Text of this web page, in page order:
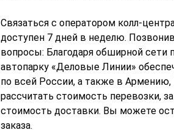
Связаться с оператором колл-
доступен 7 дней в неделю.
вопросы: Благодаря обширной сети
автопарку «Деловые Линии»
по всей России, а также в
рассчитать стоимость перевозки,
стоимость доставки. Вы можете
заказа.